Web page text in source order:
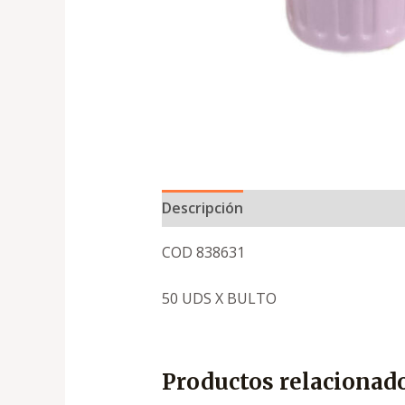
Descripción
COD 838631
50 UDS X BULTO
Productos